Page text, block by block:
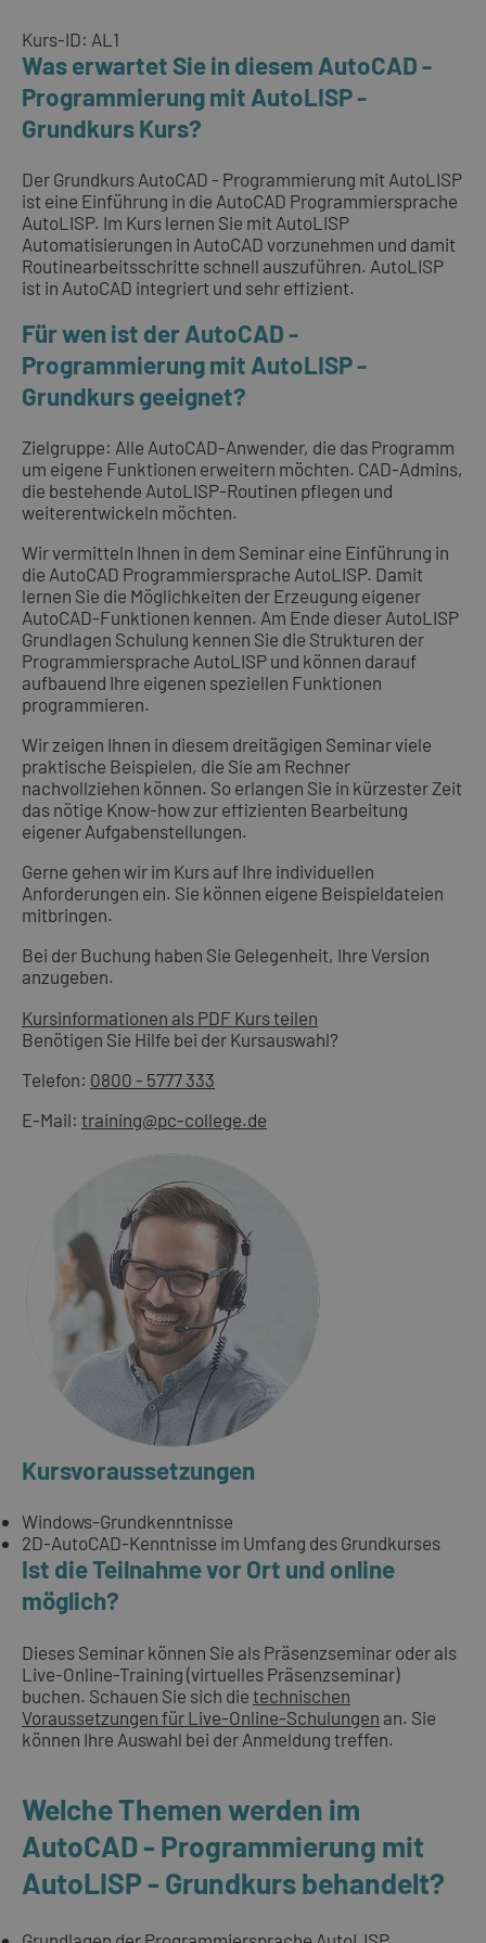
Kurs-ID: AL1
Was erwartet Sie in diesem AutoCAD -
Programmierung mit AutoLISP -
Grundkurs Kurs?
Der Grundkurs AutoCAD - Programmierung mit AutoLISP
ist eine Einführung in die AutoCAD Programmiersprache
AutoLISP. Im Kurs lernen Sie mit AutoLISP
Automatisierungen in AutoCAD vorzunehmen und damit
Routinearbeitsschritte schnell auszuführen. AutoLISP
ist in AutoCAD integriert und sehr effizient.
Für wen ist der AutoCAD -
Programmierung mit AutoLISP -
Grundkurs geeignet?
Zielgruppe: Alle AutoCAD-Anwender, die das Programm
um eigene Funktionen erweitern möchten. CAD-Admins,
die bestehende AutoLISP-Routinen pflegen und
weiterentwickeln möchten.
Wir vermitteln Ihnen in dem Seminar eine Einführung in
die AutoCAD Programmiersprache AutoLISP. Damit
lernen Sie die Möglichkeiten der Erzeugung eigener
AutoCAD-Funktionen kennen. Am Ende dieser AutoLISP
Grundlagen Schulung kennen Sie die Strukturen der
Programmiersprache AutoLISP und können darauf
aufbauend Ihre eigenen speziellen Funktionen
programmieren.
Wir zeigen Ihnen in diesem dreitägigen Seminar viele
praktische Beispielen, die Sie am Rechner
nachvollziehen können. So erlangen Sie in kürzester Zeit
das nötige Know-how zur effizienten Bearbeitung
eigener Aufgabenstellungen.
Gerne gehen wir im Kurs auf Ihre individuellen
Anforderungen ein. Sie können eigene Beispieldateien
mitbringen.
Bei der Buchung haben Sie Gelegenheit, Ihre Version
anzugeben.
Kursinformationen als PDF Kurs teilen
Benötigen Sie Hilfe bei der Kursauswahl?
Telefon: 0800 - 5777 333
E-Mail: training@pc-college.de
Kursvoraussetzungen
Windows-Grundkenntnisse
2D-AutoCAD-Kenntnisse im Umfang des Grundkurses
Ist die Teilnahme vor Ort und online
möglich?
Dieses Seminar können Sie als Präsenzseminar oder als
Live-Online-Training (virtuelles Präsenzseminar)
buchen. Schauen Sie sich die technischen
Voraussetzungen für Live-Online-Schulungen an. Sie
können Ihre Auswahl bei der Anmeldung treffen.
Welche Themen werden im
AutoCAD - Programmierung mit
AutoLISP - Grundkurs behandelt?